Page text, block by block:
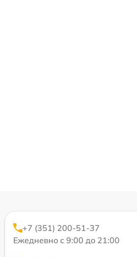
+7 (351) 200-51-37
Ежедневно с 9:00 до 21:00